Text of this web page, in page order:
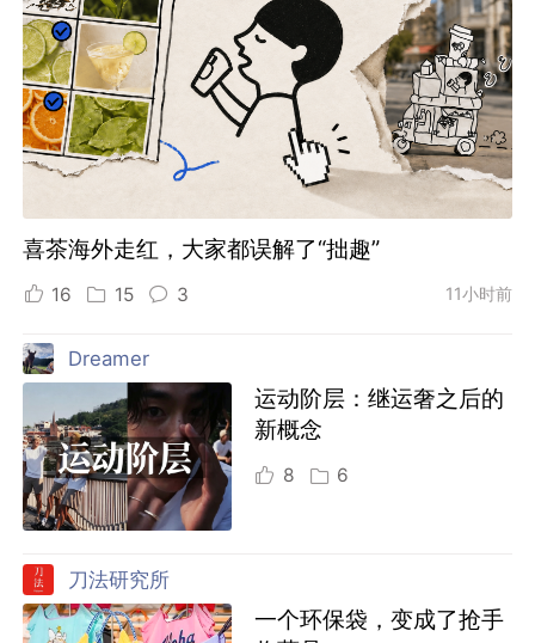
喜茶海外走红，大家都误解了“拙趣”
16 15 3 11小时前
Dreamer
运动阶层：继运奢之后的
新概念
8 6
刀法研究所
一个环保袋，变成了抢手